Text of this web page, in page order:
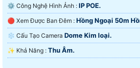
⚙ Công Nghệ Hình Ảnh : IP POE.
🔴 Xem Được Ban Đêm : Hồng Ngoại 50m
❄ Cấu Tạo Camera Dome Kim loại.
️✨ Khả Năng : Thu Âm.